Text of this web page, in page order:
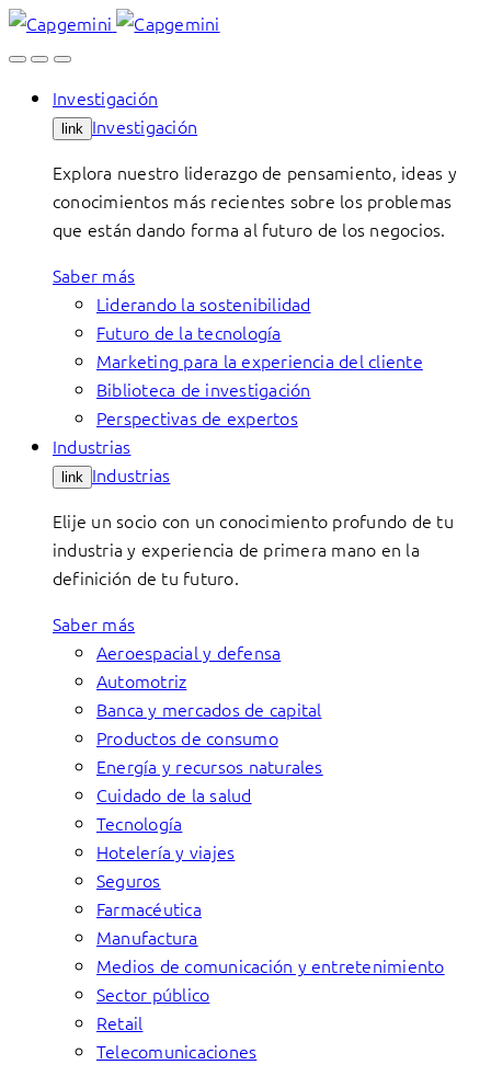
Skip
to
Investigación
link Investigación
Explora nuestro liderazgo de pensamiento, ideas y
conocimientos más recientes sobre los problemas
que están dando forma al futuro de los negocios.
Saber más
Liderando la sostenibilidad
Futuro de la tecnología
Marketing para la experiencia del cliente
Biblioteca de investigación
Perspectivas de expertos
Industrias
link Industrias
Elije un socio con un conocimiento profundo de tu
industria y experiencia de primera mano en la
definición de tu futuro.
Saber más
Aeroespacial y defensa
Automotriz
Banca y mercados de capital
Productos de consumo
Energía y recursos naturales
Cuidado de la salud
Tecnología
Hotelería y viajes
Seguros
Farmacéutica
Manufactura
Medios de comunicación y entretenimiento
Sector público
Retail
Telecomunicaciones